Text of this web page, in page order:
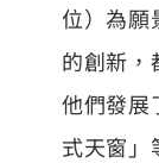
位）為願
的創新，
他們發展
式天窗」